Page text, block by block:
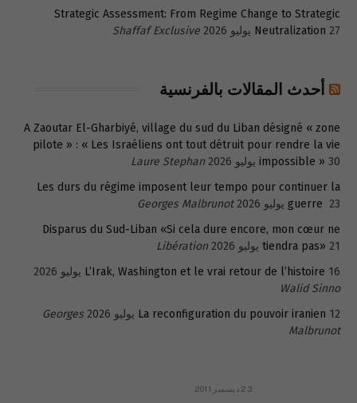
Strategic Assessment: From Regime Change to Strategic
Neutralization 27 يوليو 2026 Shaffaf Exclusive
أحدث المقالات بالفرنسية
A Zaoutar El-Gharbiyé, village du sud du Liban désigné « zone
pilote » : « Les Israéliens ont tout détruit pour rendre la vie
impossible » 30 يوليو 2026
Laure Stephan
Les durs du régime imposent leur tempo pour continuer la
guerre 23 يوليو 2026
Georges Malbrunot
Disparus du Sud-Liban «Si cela dure encore, mon cœur ne
tiendra pas» 21 يوليو 2026
Libération
L’Irak, Washington et le vrai retour de l’histoire 16 يوليو 2026
Walid Sinno
La reconfiguration du pouvoir iranien 12 يوليو 2026
Georges
Malbrunot
23 ديسمبر 2011